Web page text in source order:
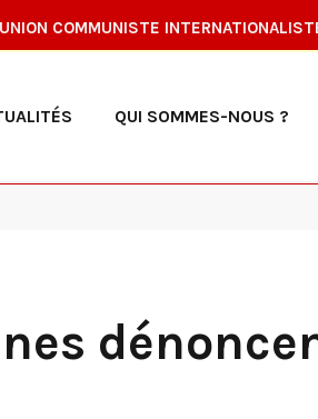
UNION COMMUNISTE
QUI SOMMES-NOUS ?